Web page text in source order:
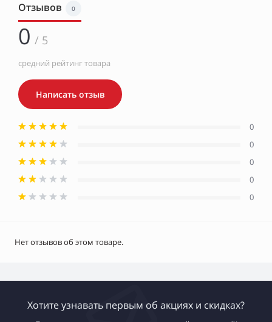
Отзывов 0
0 / 5
средний рейтинг товара
Написать отзыв
0
0
0
0
0
Нет отзывов об этом товаре.
Хотите узнавать первым об акциях и скидках?